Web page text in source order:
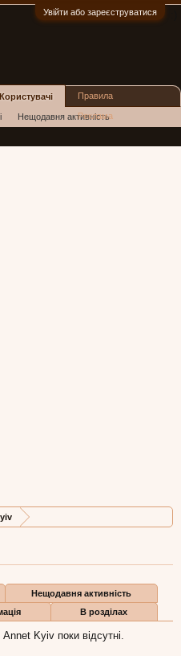
Увійти або зареєструватися
Бали
1
Нещодавня активність
В розділах
Kyiv поки відсутні.
Користувачі
Нещодавня активність
Правила
Реклама